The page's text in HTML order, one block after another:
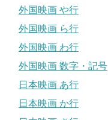
外国映画 や行
外国映画 ら行
外国映画 わ行
外国映画 数字・記号
日本映画 あ行
日本映画 か行